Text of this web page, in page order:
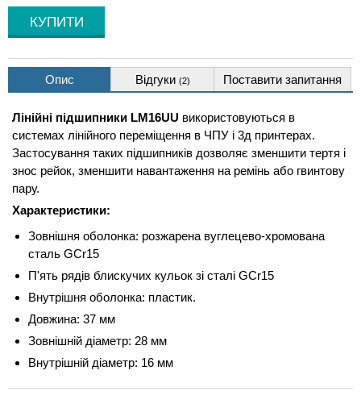
Опис Відгуки (2) Поставити запитання
Лінійні підшипники LM16UU використовуються в
системах лінійного переміщення в ЧПУ і 3д принтерах.
Застосування таких підшипників дозволяє зменшити тертя і
знос рейок, зменшити навантаження на ремінь або гвинтову
пару.
Характеристики:
Зовнішня оболонка: розжарена вуглецево-хромована
сталь GCr15
П'ять рядів блискучих кульок зі сталі GCr15
Внутрішня оболонка: пластик.
Довжина: 37 мм
Зовнішній діаметр: 28 мм
Внутрішній діаметр: 16 мм